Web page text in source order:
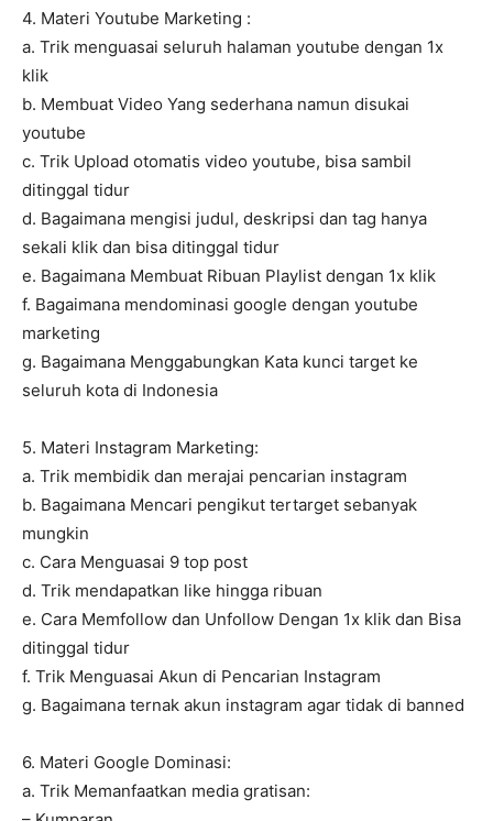
4. Materi Youtube Marketing :
a. Trik menguasai seluruh halaman youtube dengan 1x
klik
b. Membuat Video Yang sederhana namun disukai
youtube
c. Trik Upload otomatis video youtube, bisa sambil
ditinggal tidur
d. Bagaimana mengisi judul, deskripsi dan tag hanya
sekali klik dan bisa ditinggal tidur
e. Bagaimana Membuat Ribuan Playlist dengan 1x klik
f. Bagaimana mendominasi google dengan youtube
marketing
g. Bagaimana Menggabungkan Kata kunci target ke
seluruh kota di Indonesia
5. Materi Instagram Marketing:
a. Trik membidik dan merajai pencarian instagram
b. Bagaimana Mencari pengikut tertarget sebanyak
mungkin
c. Cara Menguasai 9 top post
d. Trik mendapatkan like hingga ribuan
e. Cara Memfollow dan Unfollow Dengan 1x klik dan Bisa
ditinggal tidur
f. Trik Menguasai Akun di Pencarian Instagram
g. Bagaimana ternak akun instagram agar tidak di banned
6. Materi Google Dominasi:
a. Trik Memanfaatkan media gratisan: